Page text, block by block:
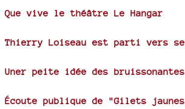
Que vive le théâtre Le Hangar
Thierry Loiseau est parti vers
Uner peite idée des bruissonantes
Écoute publique de "Gilets